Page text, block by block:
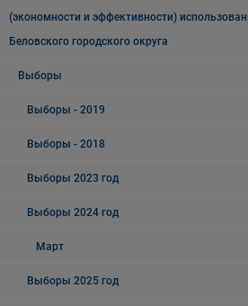
(экономности и эффективности)
Беловского городского округа
Выборы
Выборы - 2019
Выборы - 2018
Выборы 2023 год
Выборы 2024 год
Март
Выборы 2025 год